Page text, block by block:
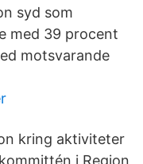
syd som
med 39 procent
motsvarande
kring aktiviteter
i Region